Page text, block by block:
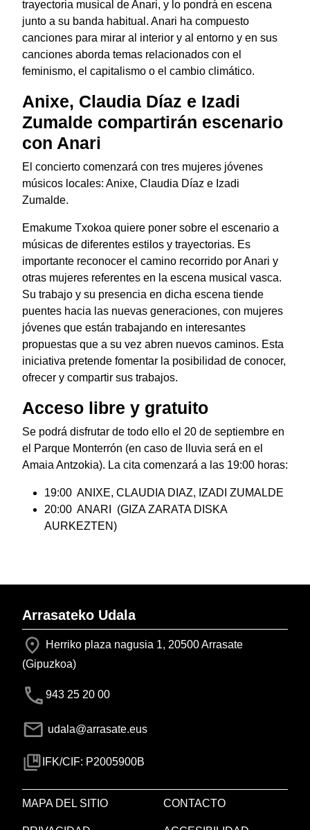
trayectoria musical de Anari, y lo pondrá en escena
junto a su banda habitual. Anari ha compuesto
canciones para mirar al interior y al entorno y en sus
canciones aborda temas relacionados con el
feminismo, el capitalismo o el cambio climático.
Anixe, Claudia Díaz e Izadi
Zumalde compartirán escenario
con Anari
El concierto comenzará con tres mujeres jóvenes
músicos locales: Anixe, Claudia Díaz e Izadi
Zumalde.
Emakume Txokoa quiere poner sobre el escenario a
músicas de diferentes estilos y trayectorias. Es
importante reconocer el camino recorrido por Anari y
otras mujeres referentes en la escena musical vasca.
Su trabajo y su presencia en dicha escena tiende
puentes hacia las nuevas generaciones, con mujeres
jóvenes que están trabajando en interesantes
propuestas que a su vez abren nuevos caminos. Esta
iniciativa pretende fomentar la posibilidad de conocer,
ofrecer y compartir sus trabajos.
Acceso libre y gratuito
Se podrá disfrutar de todo ello el 20 de septiembre en
el Parque Monterrón (en caso de lluvia será en el
Amaia Antzokia). La cita comenzará a las 19:00 horas:
19:00 ANIXE, CLAUDIA DIAZ, IZADI ZUMALDE
20:00 ANARI (GIZA ZARATA DISKA
AURKEZTEN)
Arrasateko Udala
Herriko plaza nagusia 1, 20500 Arrasate
(Gipuzkoa)
943 25 20 00
udala@arrasate.eus
IFK/CIF: P2005900B
MAPA DEL SITIO CONTACTO